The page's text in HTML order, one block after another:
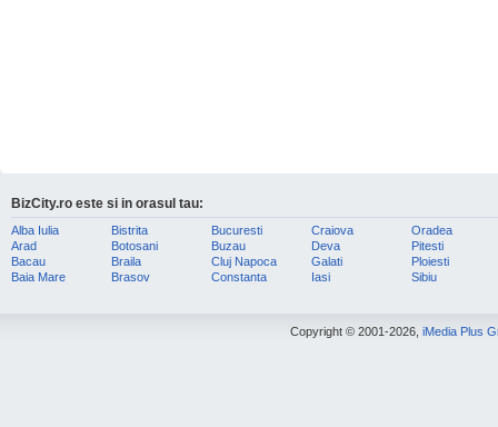
BizCity.ro este si in orasul tau:
Alba Iulia
Arad
Bacau
Baia Mare
Bistrita
Botosani
Braila
Brasov
Bucuresti
Buzau
Cluj Napoca
Constanta
Craiova
Deva
Galati
Iasi
Oradea
Pitesti
Ploiesti
Sibiu
Copyright © 2001-2026, iMedia Plus